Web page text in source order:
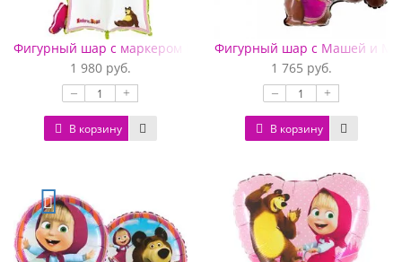
Фигурный шар с маркером Маша и Медведь
1 980 руб.
– +
В корзину
Фигурный шар с Машей и
1 765 руб.
– +
В корзину